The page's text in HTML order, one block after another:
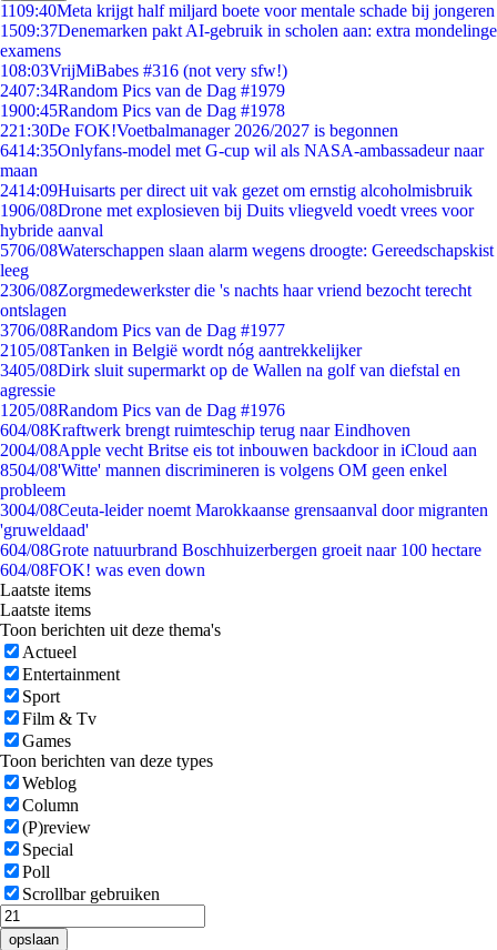
1109:40Meta krijgt half miljard boete voor mentale schade bij jongeren
1509:37Denemarken pakt AI-gebruik in scholen aan: extra mondelinge
examens
108:03VrijMiBabes #316 (not very sfw!)
2407:34Random Pics van de Dag #1979
1900:45Random Pics van de Dag #1978
221:30De FOK!Voetbalmanager 2026/2027 is begonnen
6414:35Onlyfans-model met G-cup wil als NASA-ambassadeur naar
maan
2414:09Huisarts per direct uit vak gezet om ernstig alcoholmisbruik
1906/08Drone met explosieven bij Duits vliegveld voedt vrees voor
hybride aanval
5706/08Waterschappen slaan alarm wegens droogte: Gereedschapskist
leeg
2306/08Zorgmedewerkster die 's nachts haar vriend bezocht terecht
ontslagen
3706/08Random Pics van de Dag #1977
2105/08Tanken in België wordt nóg aantrekkelijker
3405/08Dirk sluit supermarkt op de Wallen na golf van diefstal en
agressie
1205/08Random Pics van de Dag #1976
604/08Kraftwerk brengt ruimteschip terug naar Eindhoven
2004/08Apple vecht Britse eis tot inbouwen backdoor in iCloud aan
8504/08'Witte' mannen discrimineren is volgens OM geen enkel
probleem
3004/08Ceuta-leider noemt Marokkaanse grensaanval door migranten
'gruweldaad'
604/08Grote natuurbrand Boschhuizerbergen groeit naar 100 hectare
604/08FOK! was even down
Laatste items
Laatste items
Toon berichten uit deze thema's
Actueel
Entertainment
Sport
Film & Tv
Games
Toon berichten van deze types
Weblog
Column
(P)review
Special
Poll
Scrollbar gebruiken
opslaan